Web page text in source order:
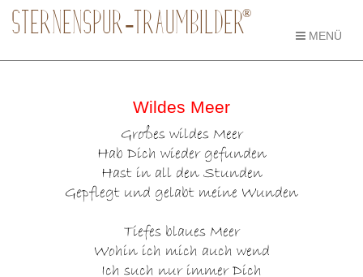
STERNENSPUR-TRAUMBILDER®
MENÜ
Wildes Meer
Großes wildes Meer
Hab Dich wieder gefunden
Hast in all den Stunden
Gepflegt und gelabt meine Wunden
Tiefes blaues Meer
Wohin ich mich auch wend
Ich such nur immer Dich